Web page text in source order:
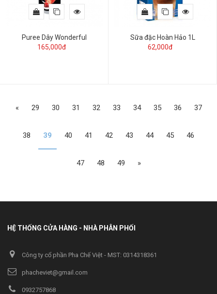
Puree Dây Wonderful
165,000đ
Sữa đặc Hoàn Hảo 1L
62,000đ
« 29 30 31 32 33 34 35 36 37
38 39 40 41 42 43 44 45 46
47 48 49 »
HỆ THỐNG CỬA HÀNG - NHÀ PHÂN PHỐI
Công ty cổ phần Pha Chế Việt - MST: 0314318361
phacheviet@gmail.com
0932757868